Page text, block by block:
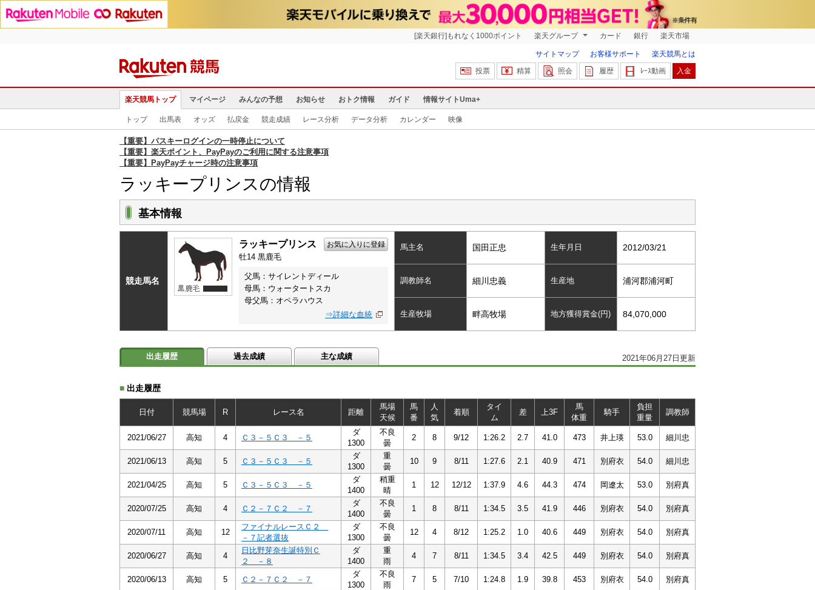
[楽天銀行]もれなく1000ポイント 楽天グループ カード 銀行 楽天市場
サイトマップ お客様サポート
楽天競馬とは
投票
精算 照会 履歴 ﾚｰｽ動画 入金
楽天競馬トップ マイページ みんなの予想 お知らせ おトク情報 ガイド 情報サイトUma+
トップ 出馬表 オッズ 払戻金 競走成績 レース分析 データ分析 カレンダー 映像
【重要】パスキーログインの一時停止について
【重要】楽天ポイント、PayPayのご利用に関する注意事項
【重要】PayPayチャージ時の注意事項
ラッキープリンスの情報
基本情報
競走馬名
ラッキープリンス お気に入りに登録
牡14 黒鹿毛
父馬：サイレントディール
母馬：ウォータートスカ
母父馬：オペラハウス
⇒詳細な血統
馬主名 国田正忠 生年月日 2012/03/21
調教師名 細川忠義 生産地 浦河郡浦河町
生産牧場 畔高牧場 地方獲得賞金(円) 84,070,000
2021年06月27日更新
出走履歴 過去成績 主な成績
■ 出走履歴
日付 競馬場 R レース名 距離
馬場
天候
馬
番
人
気
着順
タイ
ム
差 上3F
馬
体重
騎手
負担
重量
調教師
2021/06/27 高知 4 Ｃ３－５Ｃ３ －５
ダ
1300
不良
曇
2 8 9/12 1:26.2 2.7 41.0 473 井上瑛 53.0 細川忠
2021/06/13 高知 5 Ｃ３－５Ｃ３ －５
ダ
1300
重
曇
10 9 8/11 1:27.6 2.1 40.9 471 別府衣 54.0 細川忠
2021/04/25 高知 5 Ｃ３－５Ｃ３ －５
ダ
1400
稍重
晴
1 12 12/12 1:37.9 4.6 44.3 474 岡遼太 53.0 別府真
2020/07/25 高知 4 Ｃ２－７Ｃ２ －７
ダ
1400
不良
曇
1 8 8/11 1:34.5 3.5 41.9 446 別府衣 54.0 別府真
2020/07/11 高知 12
ファイナルレースＣ２
－７記者選抜
ダ
1300
不良
曇
12 4 8/12 1:25.2 1.0 40.6 449 別府衣 54.0 別府真
2020/06/27 高知 4
日比野芽奈生誕特別Ｃ
２ －８
ダ
1400
重
雨
4 7 8/11 1:34.5 3.4 42.5 449 別府衣 54.0 別府真
2020/06/13 高知 5 Ｃ２－７Ｃ２ －７
ダ
1300
不良
雨
7 5 7/10 1:24.8 1.9 39.8 453 別府衣 54.0 別府真